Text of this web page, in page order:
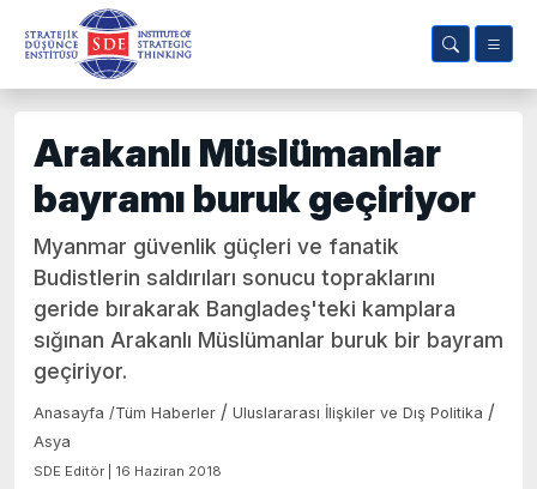
Arakanlı Müslümanlar
bayramı buruk geçiriyor
Myanmar güvenlik güçleri ve fanatik
Budistlerin saldırıları sonucu topraklarını
geride bırakarak Bangladeş'teki kamplara
sığınan Arakanlı Müslümanlar buruk bir bayram
geçiriyor.
Anasayfa /Tüm Haberler / Uluslararası İlişkiler ve Dış Politika /
Asya
SDE Editör | 16 Haziran 2018